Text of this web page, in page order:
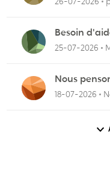
Besoin
pour vérifier
25-07-2026
Nous
18-07-2026